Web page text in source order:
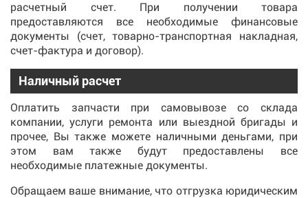
расчетный счет. При получении товара
предоставляются все необходимые финансовые
документы (счет, товарно-транспортная накладная,
счет-фактура и договор).
Наличный расчет
Оплатить запчасти при самовывозе со склада
компании, услуги ремонта или выездной бригады и
прочее, Вы также можете наличными деньгами, при
этом вам также будут предоставлены все
необходимые платежные документы.
Обращаем ваше внимание, что отгрузка юридическим